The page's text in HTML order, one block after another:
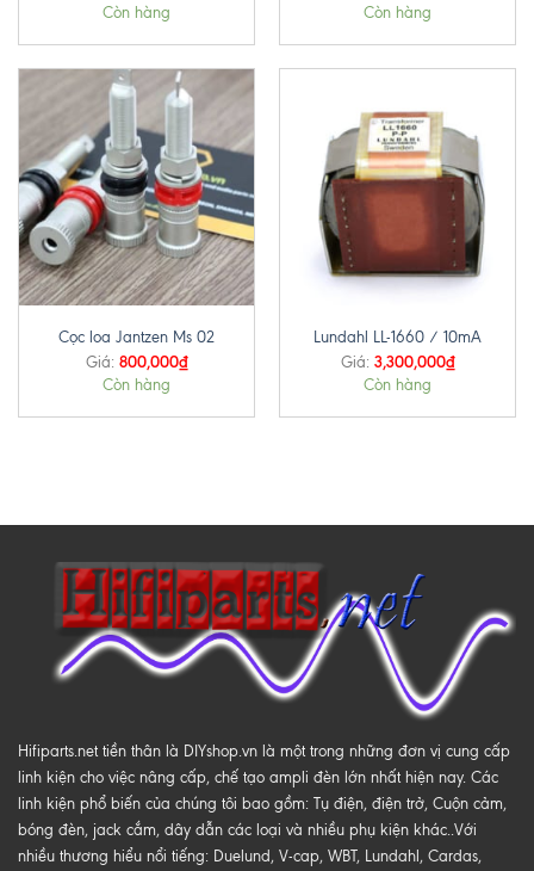
Còn hàng Còn hàng
Cọc loa Jantzen Ms 02
Giá: 800,000₫
Còn hàng
Lundahl LL-1660 / 10mA
Giá: 3,300,000₫
Còn hàng
Hifiparts.net tiền thân là DIYshop.vn là một trong những đơn vị cung cấp
linh kiện cho việc nâng cấp, chế tạo ampli đèn lớn nhất hiện nay. Các
linh kiện phổ biến của chúng tôi bao gồm: Tụ điện, điện trở, Cuộn cảm,
bóng đèn, jack cắm, dây dẫn các loại và nhiều phụ kiện khác..Với
nhiều thương hiểu nổi tiếng: Duelund, V-cap, WBT, Lundahl, Cardas,